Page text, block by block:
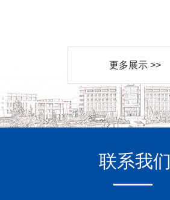
更多展示 >>
联系我们